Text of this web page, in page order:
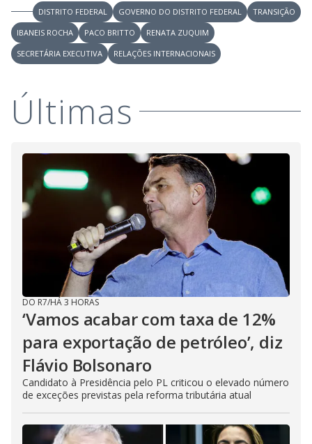
DISTRITO FEDERAL GOVERNO DO DISTRITO FEDERAL
TRANSIÇÃO
IBANEIS ROCHA
PACO BRITTO
RENATA ZUQUIM
SECRETÁRIA EXECUTIVA
RELAÇÕES INTERNACIONAIS
Últimas
DO R7/HÁ 3 HORAS
‘Vamos acabar com taxa de 12%
para exportação de petróleo’, diz
Flávio Bolsonaro
Candidato à Presidência pelo PL criticou o elevado número
de exceções previstas pela reforma tributária atual